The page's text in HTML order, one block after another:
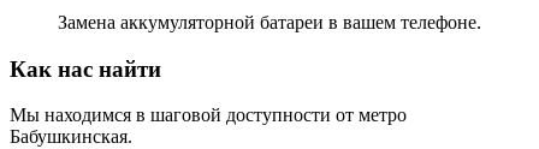
Замена аккумуляторной батареи в вашем телефоне.
Как нас найти
Мы находимся в шаговой доступности от метро
Бабушкинская.